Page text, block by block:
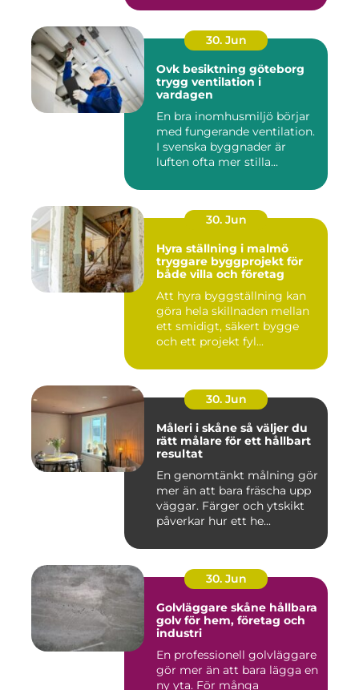
30. Jun
Ovk besiktning göteborg
trygg ventilation i
vardagen
En bra inomhusmiljö börjar
med fungerande ventilation.
I svenska byggnader är
luften ofta mer stilla...
30. Jun
Hyra ställning i malmö
tryggare byggprojekt för
både villa och företag
Att hyra byggställning kan
göra hela skillnaden mellan
ett smidigt, säkert bygge
och ett projekt fyl...
30. Jun
Måleri i skåne så väljer du
rätt målare för ett hållbart
resultat
En genomtänkt målning gör
mer än att bara fräscha upp
väggar. Färger och ytskikt
påverkar hur ett he...
30. Jun
Golvläggare skåne hållbara
golv för hem, företag och
industri
En professionell golvläggare
gör mer än att bara lägga en
ny yta. För många